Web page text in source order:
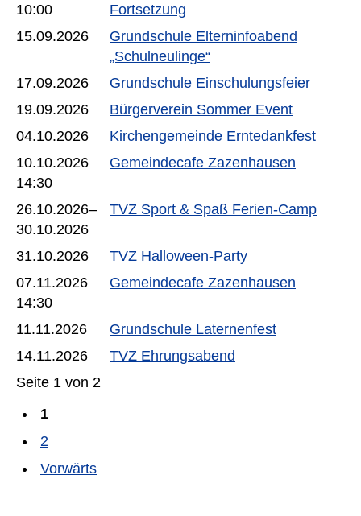
10:00
Fortsetzung
15.09.2026
Grundschule Elterninfoabend
„Schulneulinge“
17.09.2026
Grundschule Einschulungsfeier
19.09.2026
Bürgerverein Sommer Event
04.10.2026
Kirchengemeinde Erntedankfest
10.10.2026
14:30
Gemeindecafe Zazenhausen
26.10.2026–
30.10.2026
TVZ Sport & Spaß Ferien-Camp
31.10.2026
TVZ Halloween-Party
07.11.2026
14:30
Gemeindecafe Zazenhausen
11.11.2026
Grundschule Laternenfest
14.11.2026
TVZ Ehrungsabend
Seite 1 von 2
1
2
Vorwärts